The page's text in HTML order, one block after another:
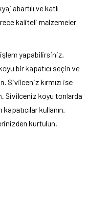
abartılı ve katlı
kaliteli malzemeler
yapabilirsiniz.
bir kapatıcı seçin ve
Sivilceniz kırmızı ise
Sivilceniz koyu tonlarda
kullanın.
kurtulun.